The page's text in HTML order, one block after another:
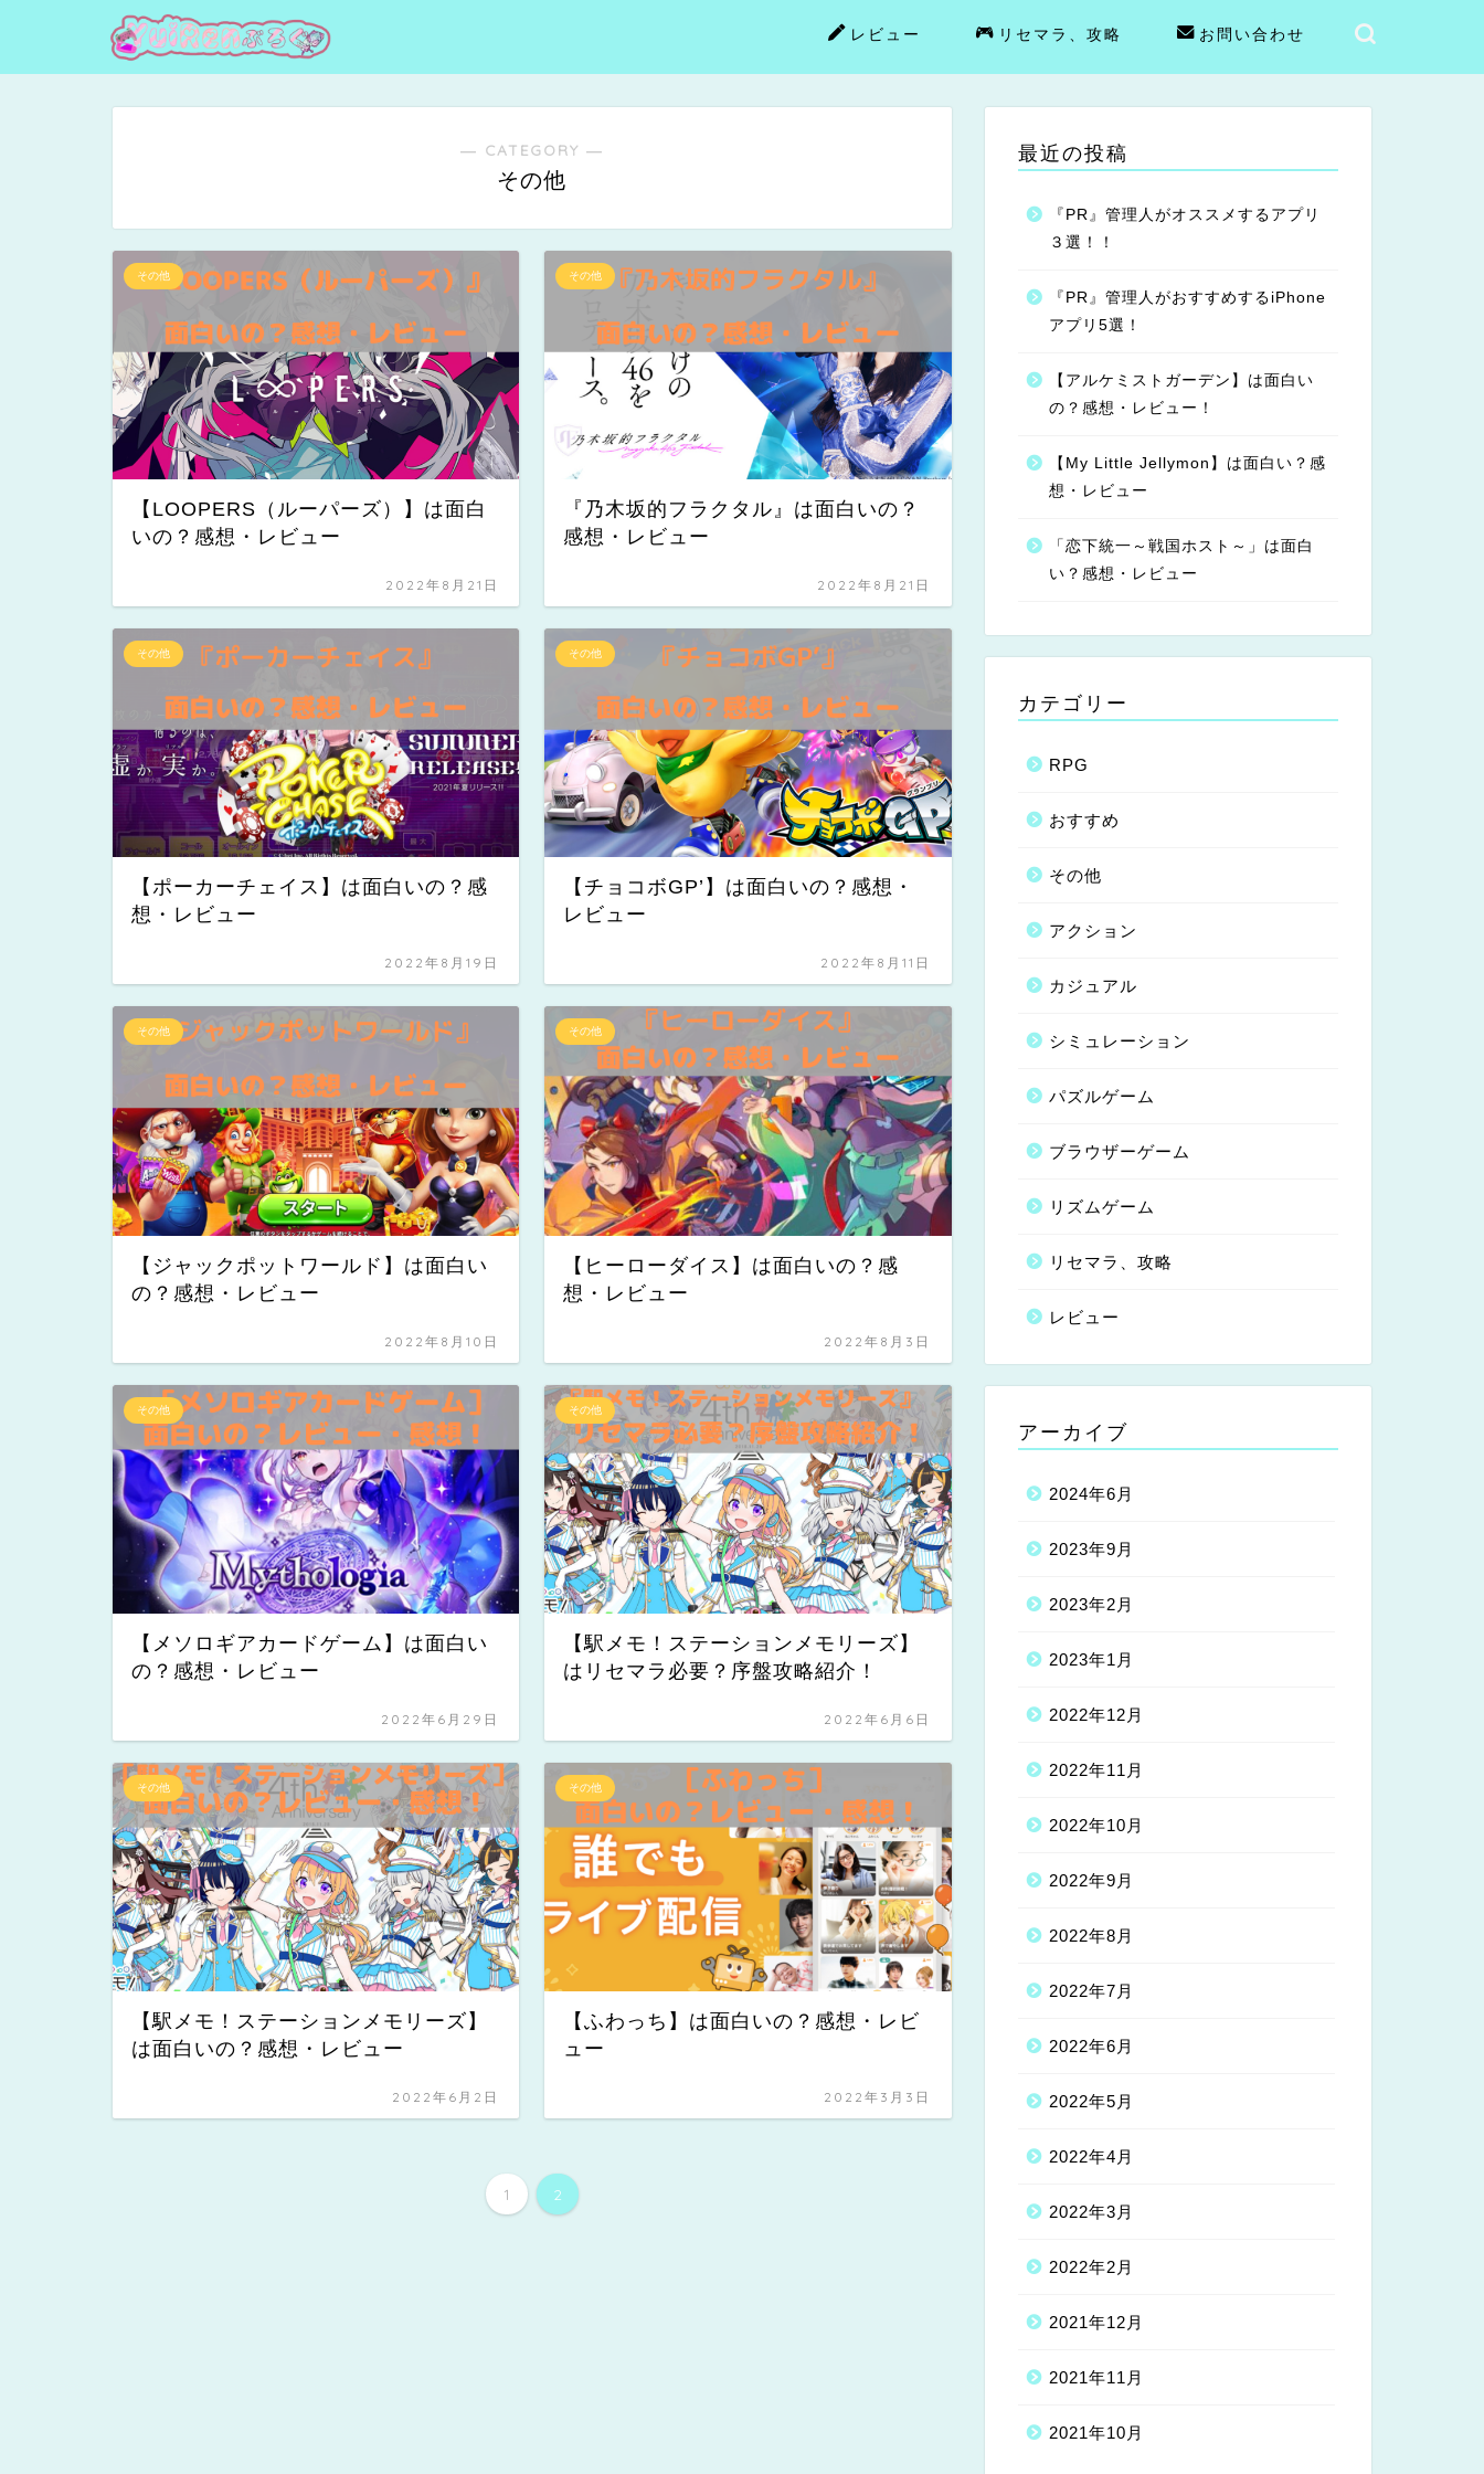
レビュー リセマラ、攻略 お問い合わせ
― CATEGORY ―
その他
その他
【LOOPERS（ルーパーズ）】は面白
いの？感想・レビュー
2022年8月21日
その他
『乃木坂的フラクタル』は面白いの？
感想・レビュー
2022年8月21日
その他
【ポーカーチェイス】は面白いの？感
想・レビュー
2022年8月19日
その他
【チョコボGP’】は面白いの？感想・
レビュー
2022年8月11日
その他
【ジャックポットワールド】は面白い
の？感想・レビュー
2022年8月10日
その他
【ヒーローダイス】は面白いの？感
想・レビュー
2022年8月3日
その他
【メソロギアカードゲーム】は面白い
の？感想・レビュー
2022年6月29日
その他
【駅メモ！ステーションメモリーズ】
はリセマラ必要？序盤攻略紹介！
2022年6月6日
その他
【駅メモ！ステーションメモリーズ】
は面白いの？感想・レビュー
2022年6月2日
その他
【ふわっち】は面白いの？感想・レビ
ュー
2022年3月3日
1 2
最近の投稿
『PR』管理人がオススメするアプリ
３選！！
『PR』管理人がおすすめするiPhone
アプリ5選！
【アルケミストガーデン】は面白い
の？感想・レビュー！
【My Little Jellymon】は面白い？感
想・レビュー
「恋下統一～戦国ホスト～」は面白
い？感想・レビュー
カテゴリー
RPG
おすすめ
その他
アクション
カジュアル
シミュレーション
パズルゲーム
ブラウザーゲーム
リズムゲーム
リセマラ、攻略
レビュー
アーカイブ
2024年6月
2023年9月
2023年2月
2023年1月
2022年12月
2022年11月
2022年10月
2022年9月
2022年8月
2022年7月
2022年6月
2022年5月
2022年4月
2022年3月
2022年2月
2021年12月
2021年11月
2021年10月